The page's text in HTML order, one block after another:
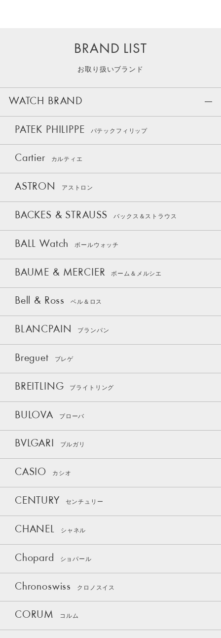
BRAND LIST
お取り扱いブランド
WATCH BRAND
PATEK PHILIPPE パテックフィリップ
Cartier カルティエ
ASTRON アストロン
BACKES & STRAUSS バックス＆ストラウス
BALL Watch ボールウォッチ
BAUME & MERCIER ボーム＆メルシエ
Bell & Ross ベル＆ロス
BLANCPAIN ブランパン
Breguet ブレゲ
BREITLING ブライトリング
BULOVA ブローバ
BVLGARI ブルガリ
CASIO カシオ
CENTURY センチュリー
CHANEL シャネル
Chopard ショパール
Chronoswiss クロノスイス
CORUM コルム